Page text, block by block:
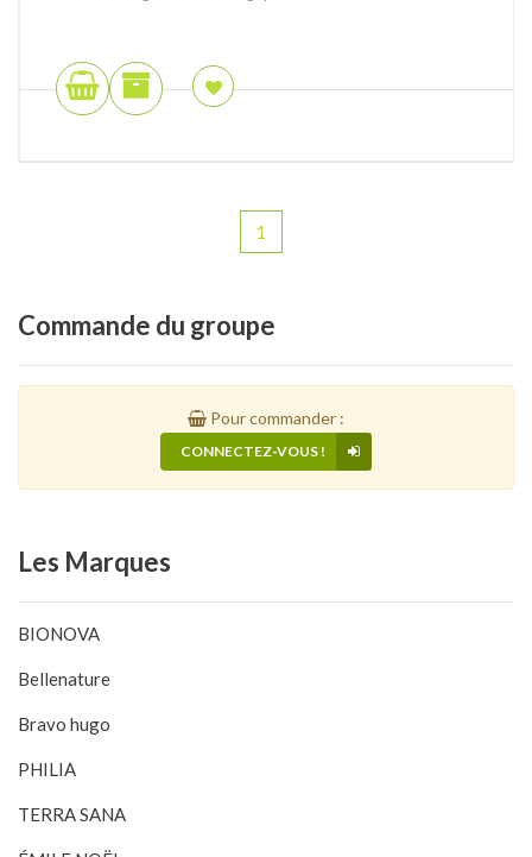
1
Commande du groupe
Pour commander :
CONNECTEZ-VOUS !
Les Marques
BIONOVA
Bellenature
Bravo hugo
PHILIA
TERRA SANA